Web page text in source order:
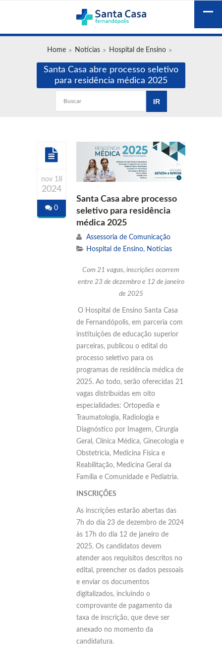
Home Notícias Hospital de Ensino
Santa Casa abre processo seletivo
para residência médica 2025
nov 18
2024
0
Santa Casa abre processo
seletivo para residência
médica 2025
Assessoria de Comunicação
Hospital de Ensino, Notícias
Com 21 vagas, inscrições ocorrem
entre 23 de dezembro e 12 de janeiro
de 2025
O Hospital de Ensino Santa Casa
de Fernandópolis, em parceria com
instituições de educação superior
parceiras, publicou o edital do
processo seletivo para os
programas de residência médica de
2025. Ao todo, serão oferecidas 21
vagas distribuídas em oito
especialidades: Ortopedia e
Traumatologia, Radiologia e
Diagnóstico por Imagem, Cirurgia
Geral, Clínica Médica, Ginecologia e
Obstetrícia, Medicina Física e
Reabilitação, Medicina Geral da
Família e Comunidade e Pediatria.
INSCRIÇÕES
As inscrições estarão abertas das
7h do dia 23 de dezembro de 2024
às 17h do dia 12 de janeiro de
2025. Os candidatos devem
atender aos requisitos descritos no
edital, preencher os dados pessoais
e enviar os documentos
digitalizados, incluindo o
comprovante de pagamento da
taxa de inscrição, que deve ser
anexado no momento da
candidatura.